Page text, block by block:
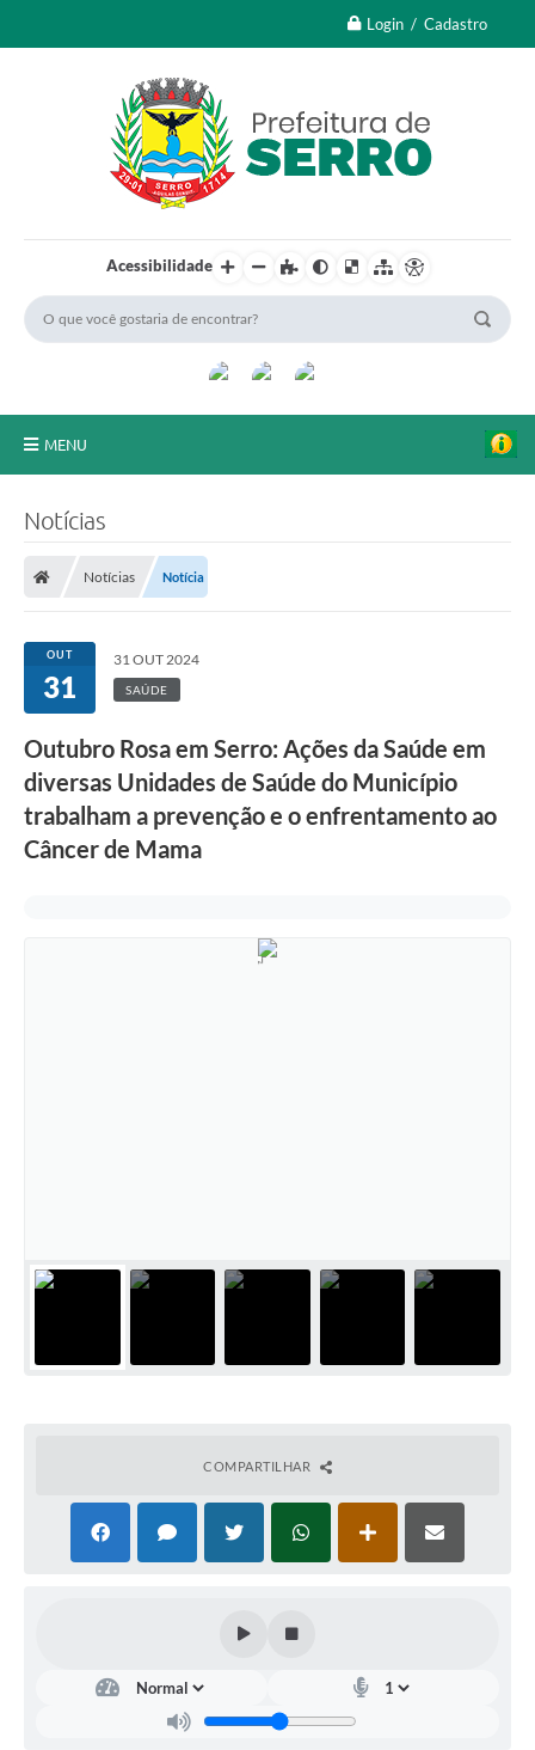
Login / Cadastro
Acessibilidade
MENU
Transparência Pública
Processo Seletivo/Concurso Público
Taxas de Inscrição/Guia de Arrecadação / Tributos
Online
Plano Diretor Participativo de Serro/MG
LDO
Licitações
Chamamento Público
Covid -19 em Serro
Notícias
Notícias Notícia
OUT
31
31 OUT 2024
SAÚDE
Outubro Rosa em Serro: Ações da Saúde em
diversas Unidades de Saúde do Município
trabalham a prevenção e o enfrentamento ao
Câncer de Mama
COMPARTILHAR